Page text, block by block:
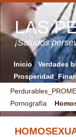
LAS
¡Saludos
Inicio Verdades
Pornografía